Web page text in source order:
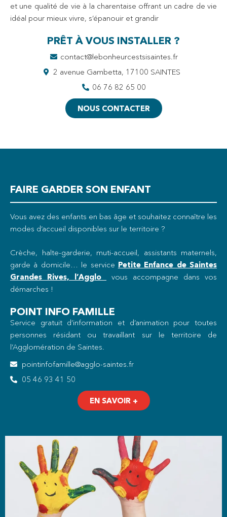
et une qualité de vie à la charentaise offrant un cadre de vie
idéal pour mieux vivre, s’épanouir et grandir
PRÊT À VOUS INSTALLER ?
contact@lebonheurcestsisaintes.fr
2 avenue Gambetta, 17100 SAINTES
06 76 82 65 00
NOUS CONTACTER
FAIRE GARDER SON ENFANT
Vous avez des enfants en bas âge et souhaitez connaître les
modes d’accueil disponibles sur le territoire ?
Crèche, halte-garderie, muti-accueil, assistants maternels,
garde à domicile… le service Petite Enfance de Saintes
Grandes Rives, l’Agglo
vous accompagne dans vos
démarches !
POINT INFO FAMILLE
Service gratuit d’information et d’animation pour toutes
personnes résidant ou travaillant sur le territoire de
l’Agglomération de Saintes.
pointinfofamille@agglo-saintes.fr
05 46 93 41 50
EN SAVOIR +